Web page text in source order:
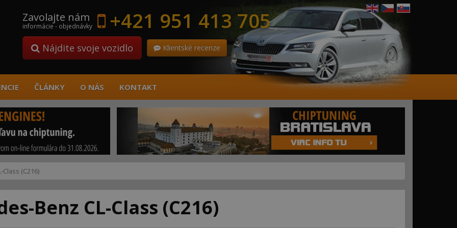
Zavolajte nám
informácie - objednávky +421 951 413 705
Nájdite svoje vozidlo Klientské recenze
ČLÁNKY O NÁS KONTAKT
Class (C216)
Benz CL-Class (C216)